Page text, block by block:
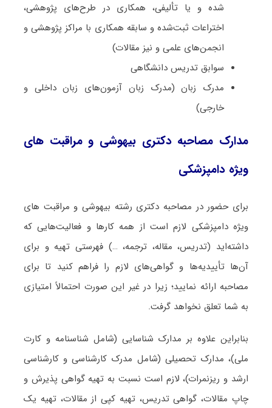
شده و یا تألیفی، همکاری در طرح‌های پژوهشی،
اختراعات ثبت‌­شده و سابقه همکاری با مراکز پژوهشی و
انجمن‌های علمی و نیز مقالات)
سوابق تدریس دانشگاهی
مدرک زبان (مدرک زبان آزمون‌های زبان داخلی و
خارجی)
مدارک مصاحبه دکتری بیهوشی و مراقبت ‌های
ویژه دامپزشکی
برای حضور در مصاحبه دکتری رشته بیهوشی و مراقبت ‌های
ویژه دامپزشکی لازم است از همه کارها و فعالیت‌هایی که
داشته‌اید (تدریس، مقاله، ترجمه، …) فهرستی تهیه و برای
آن‌ها تأییدیه‌ها و گواهی‌های لازم را فراهم کنید تا برای
مصاحبه ارائه نمایید؛ زیرا در غیر این صورت احتمالاً امتیازی
به شما تعلق نخواهد گرفت.
بنابراین علاوه بر مدارک شناسایی (شامل شناسنامه و کارت
ملی)، مدارک تحصیلی (شامل مدرک کارشناسی و کارشناسی
ارشد و ریزنمرات)، لازم است نسبت به تهیه گواهی پذیرش و
چاپ مقالات، گواهی تدریس، تهیه کپی از مقالات، تهیه یک